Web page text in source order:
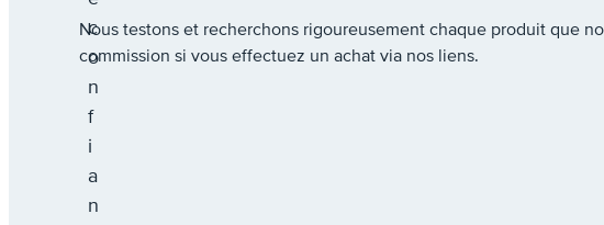
Nous testons et recherchons rigoureusement chaque produit que
commission si vous effectuez un achat via nos liens.